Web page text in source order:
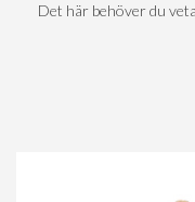
Det här behöver du veta